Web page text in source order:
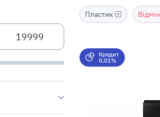
Пластик
Кредит
0,01%